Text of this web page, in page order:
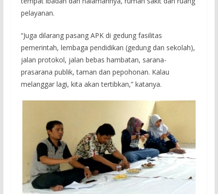
pelayanan.
“Juga dilarang pasang APK di gedung fasilitas
pemerintah, lembaga pendidikan (gedung dan sekolah),
jalan protokol, jalan bebas hambatan, sarana-
prasarana publik, taman dan pepohonan. Kalau
melanggar lagi, kita akan tertibkan,” katanya.